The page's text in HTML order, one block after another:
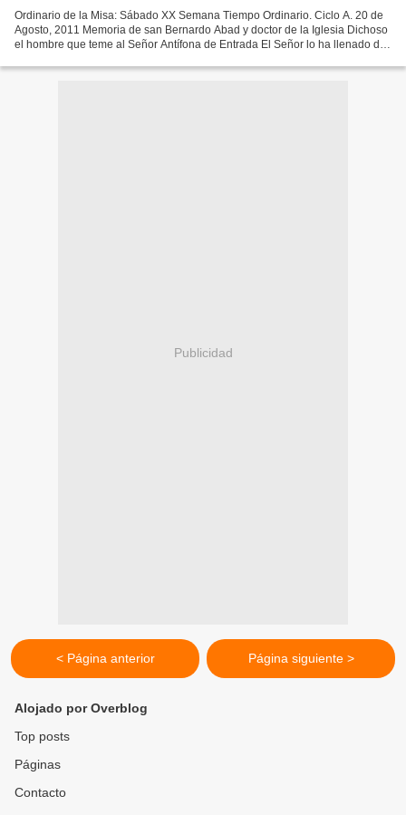
Ordinario de la Misa: Sábado XX Semana Tiempo Ordinario. Ciclo A. 20 de
Agosto, 2011 Memoria de san Bernardo Abad y doctor de la Iglesia Dichoso
el hombre que teme al Señor Antífona de Entrada El Señor lo ha llenado del
Publicidad
< Página anterior Página siguiente >
Alojado por Overblog
Top posts
Páginas
Contacto